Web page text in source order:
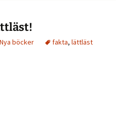
Nya böcker fakta, lättläst